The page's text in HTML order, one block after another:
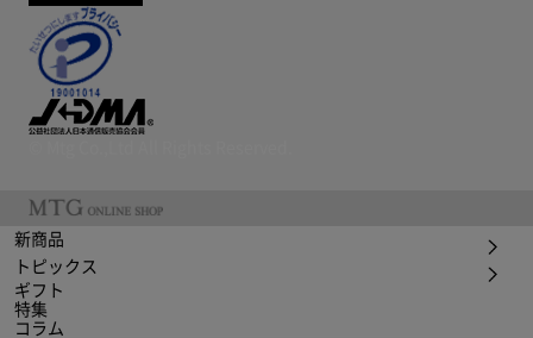
新商品
トピックス
ギフト
特集
コラム